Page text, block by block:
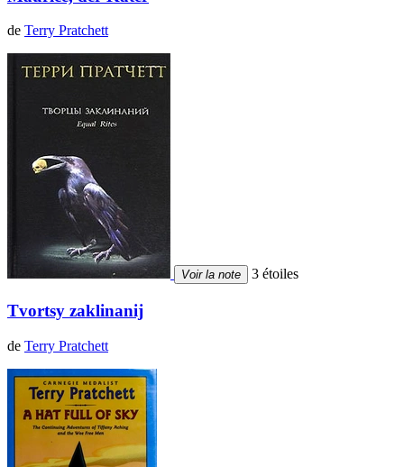
de Terry Pratchett
Voir la note 3 étoiles
Tvortsy zaklinanij
de Terry Pratchett